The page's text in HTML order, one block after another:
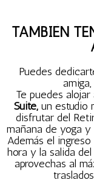
TAMBIÉN
Puedes
Te puedes
Suite, un estudio
disfrutar del
mañana de yoga
Además el
hora y la salida
aprovechas al